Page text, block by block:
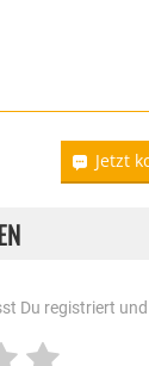
Jetzt
Du registriert